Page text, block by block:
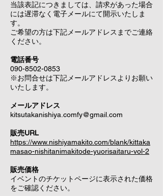
当該表記につきましては、請求があった場合
には遅滞なく電子メールにて開示いたしま
す。
ご希望の方は下記メールアドレスまでご連絡
ください。
電話番号
090-8502-0853
※お問合せは下記メールアドレスよりお願い
いたします。
メールアドレス
kitsutakanishiya.comfy@gmail.com
販売URL
https://www.nishiyamakito.com/blank/kittaka
masao-nishitanimakitode-yuorisaitaru-vol-2
販売価格
イベントのチケットページに表示された価格
をご確認ください。